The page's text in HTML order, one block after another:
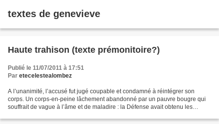
textes de genevieve
Haute trahison (texte prémonitoire?)
Publié le 11/07/2011 à 17:51
Par etecelestealombez
A l’unanimité, l’accusé fut jugé coupable et condamné à réintégrer son
corps. Un corps-en-peine lâchement abandonné par un pauvre bougre qui
souffrait de vague à l’âme et de maladire : la Défense avait obtenu les